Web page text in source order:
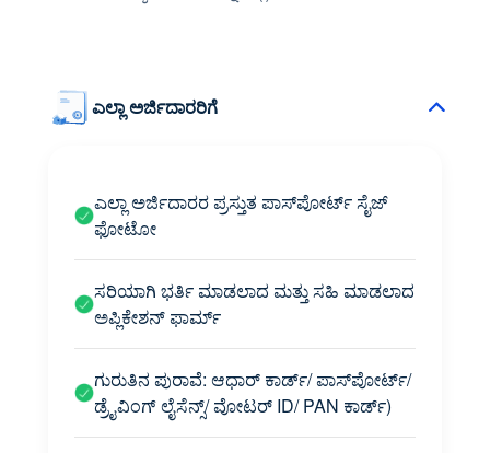
ಎಲ್ಲಾ ಅರ್ಜಿದಾರರಿಗೆ
ಎಲ್ಲಾ ಅರ್ಜಿದಾರರ ಪ್ರಸ್ತುತ ಪಾಸ್‌ಪೋರ್ಟ್ ಸೈಜ್
ಫೋಟೋ
ಸರಿಯಾಗಿ ಭರ್ತಿ ಮಾಡಲಾದ ಮತ್ತು ಸಹಿ ಮಾಡಲಾದ
ಅಪ್ಲಿಕೇಶನ್ ಫಾರ್ಮ್
ಗುರುತಿನ ಪುರಾವೆ: ಆಧಾರ್ ಕಾರ್ಡ್/ ಪಾಸ್‌ಪೋರ್ಟ್/
ಡ್ರೈವಿಂಗ್ ಲೈಸೆನ್ಸ್/ ವೋಟರ್ ID/ PAN ಕಾರ್ಡ್)